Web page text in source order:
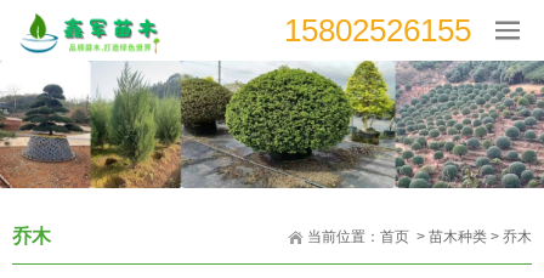
15802526155
当前位置： 首页 > 苗木种类 > 乔木
乔木